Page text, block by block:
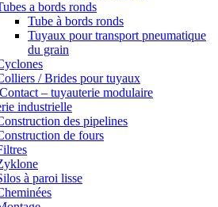
a bords ronds
Tube à bords ronds
Tuyaux pour transport pneumatique
du grain
/ Brides pour tuyaux
Contact – tuyauterie modulaire
industrielle
des pipelines
de fours
à paroi lisse